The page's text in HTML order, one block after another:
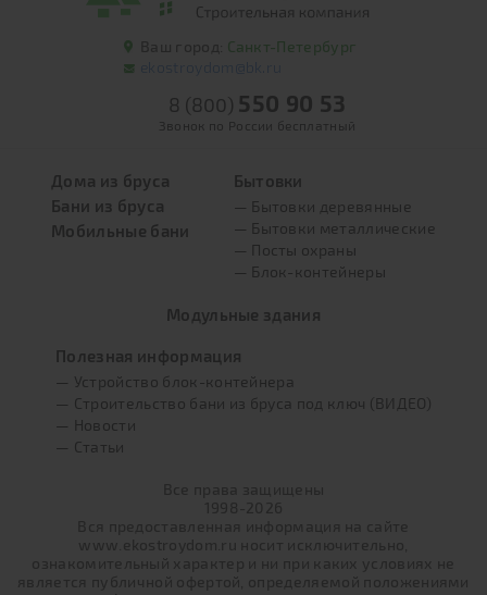
Санкт-Петербург
8 (800) 550 90 53
Звонок по России бесплатный
Дома из бруса
Бани из бруса
Мобильные бани
Бытовки
— Бытовки деревянные
— Бытовки металлические
— Посты охраны
— Блок-контейнеры
Модульные здания
Полезная информация
— Устройство блок-контейнера
— Строительство бани из бруса под ключ (ВИДЕО)
— Новости
— Статьи